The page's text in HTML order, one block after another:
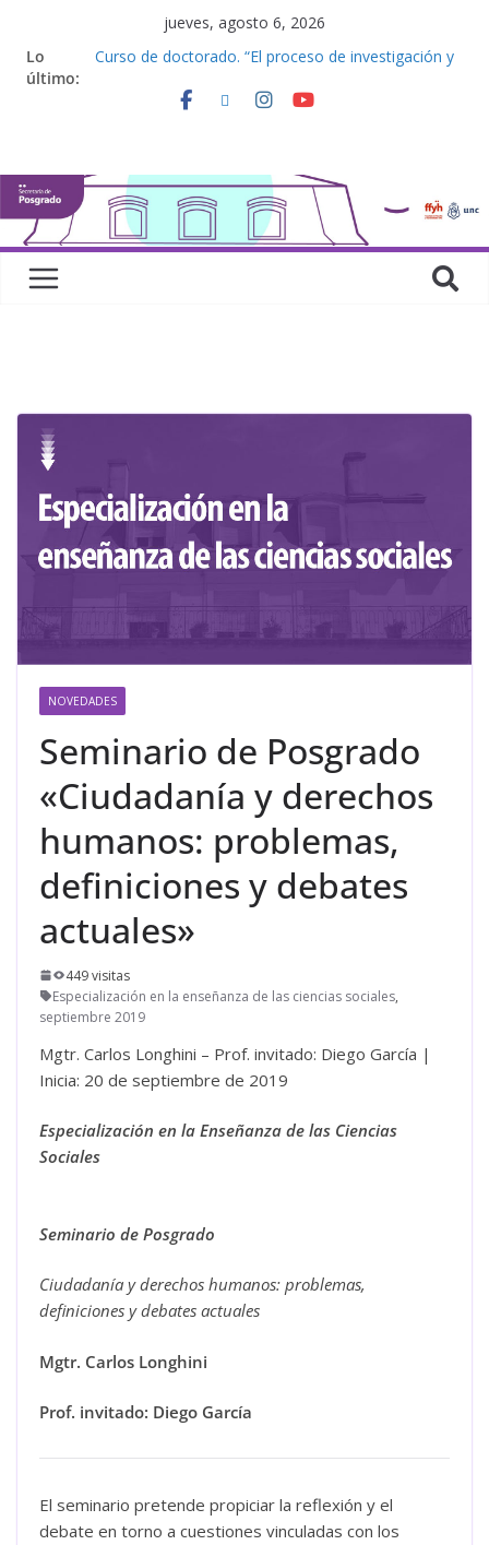
jueves, agosto 6, 2026
Lo
último:
Curso de doctorado. “El proceso de investigación y
Curso de posgrado. Inglés. “Nivel 1”
Curso de doctorado. “Lógicas no clásicas desde
una perspectiva algebraica”
NOVEDADES
Seminario de Posgrado
«Ciudadanía y derechos
humanos: problemas,
definiciones y debates
actuales»
449 visitas
Especialización en la enseñanza de las ciencias sociales,
septiembre 2019
Mgtr. Carlos Longhini – Prof. invitado: Diego García |
Inicia: 20 de septiembre de 2019
Especialización en la Enseñanza de las Ciencias
Sociales
Seminario de Posgrado
Ciudadanía y derechos humanos: problemas,
definiciones y debates actuales
Mgtr. Carlos Longhini
Prof. invitado: Diego García
El seminario pretende propiciar la reflexión y el
debate en torno a cuestiones vinculadas con los